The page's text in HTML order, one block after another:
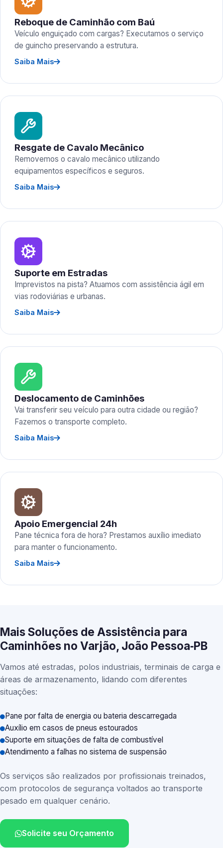
Reboque de Caminhão com Baú
Veículo enguiçado com cargas? Executamos o serviço
de guincho preservando a estrutura.
Saiba Mais
Resgate de Cavalo Mecânico
Removemos o cavalo mecânico utilizando
equipamentos específicos e seguros.
Saiba Mais
Suporte em Estradas
Imprevistos na pista? Atuamos com assistência ágil em
vias rodoviárias e urbanas.
Saiba Mais
Deslocamento de Caminhões
Vai transferir seu veículo para outra cidade ou região?
Fazemos o transporte completo.
Saiba Mais
Apoio Emergencial 24h
Pane técnica fora de hora? Prestamos auxílio imediato
para manter o funcionamento.
Saiba Mais
Mais Soluções de Assistência para
Caminhões no Varjão, João Pessoa‑PB
Vamos até estradas, polos industriais, terminais de carga e
áreas de armazenamento, lidando com diferentes
situações:
Pane por falta de energia ou bateria descarregada
Auxílio em casos de pneus estourados
Suporte em situações de falta de combustível
Atendimento a falhas no sistema de suspensão
Os serviços são realizados por profissionais treinados,
com protocolos de segurança voltados ao transporte
pesado em qualquer cenário.
Solicite seu Orçamento